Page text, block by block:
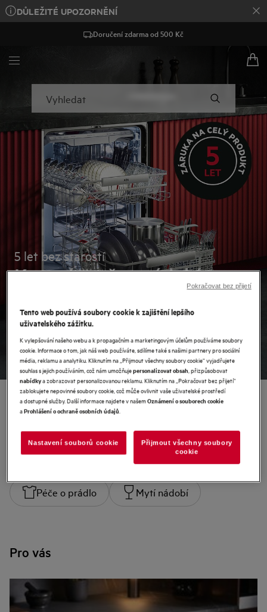
DŮLEŽITÉ UPOZORNĚNÍ
Doručení zdarma od 500 Kč
Vyhledat
AEG - Hero Block
5 let bez starostí
K nové myčce nádobí
záruka +3 roky zdarma
Zjistit více
Chladničky & Mrazničky
Péče o prádlo Mytí nádobí
Pro vás
Tento web používá soubory cookie k zajištění lepšího
uživatelského zážitku.
K vylepšování našeho webu a k propagačním a marketingovým účelům používáme soubory
cookie. Informace o tom, jak náš web používáte, sdílíme také s našimi partnery pro sociální
média, reklamu a analytiku. Kliknutím na „Přijmout všechny soubory cookie“ vyjadřujete
souhlas s jejich používáním, což nám umožňujepersonalizovat obsah, přizpůsobovat
nabídkya zobrazovat personalizovanou reklamu. Kliknutím na „Pokračovat bez přijetí“
zablokujete nepovinné soubory cookie, což může ovlivnit vaše uživatelské prostředí
a dostupné služby. Další informace najdete v našemOznámení o souborech cookie
aProhlášení o ochraně osobních údajů.
Nastavení souborů cookie
Přijmout všechny soubory
cookie
Pokračovat bez přijetí